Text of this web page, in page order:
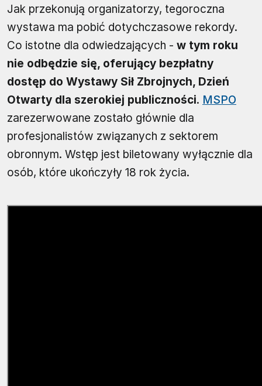
Jak przekonują organizatorzy, tegoroczna
wystawa ma pobić dotychczasowe rekordy.
Co istotne dla odwiedzających - w tym roku
nie odbędzie się, oferujący bezpłatny
dostęp do Wystawy Sił Zbrojnych, Dzień
Otwarty dla szerokiej publiczności. MSPO
zarezerwowane zostało głównie dla
profesjonalistów związanych z sektorem
obronnym. Wstęp jest biletowany wyłącznie dla
osób, które ukończyły 18 rok życia.